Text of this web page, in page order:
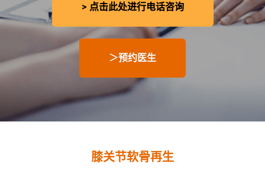
> 点击此处进行电话咨询
＞预约医生
膝关节软骨再生